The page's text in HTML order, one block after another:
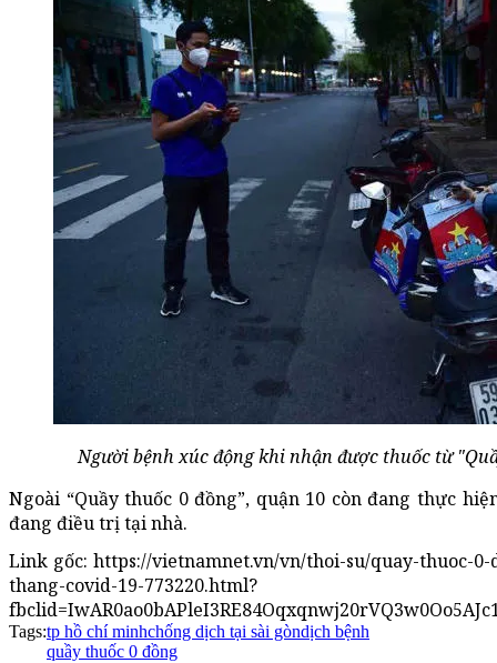
Người bệnh xúc động khi nhận được thuốc từ
Ngoài “Quầy thuốc 0 đồng”, quận 10 còn đang thực
đang điều trị tại nhà.
Link gốc: https://vietnamnet.vn/vn/thoi-su/quay-thuoc-
thang-covid-19-773220.html?
Tags:tp hồ chí minhchống dịch tại sài gòndịch bệnh
quầy thuốc 0 đồng